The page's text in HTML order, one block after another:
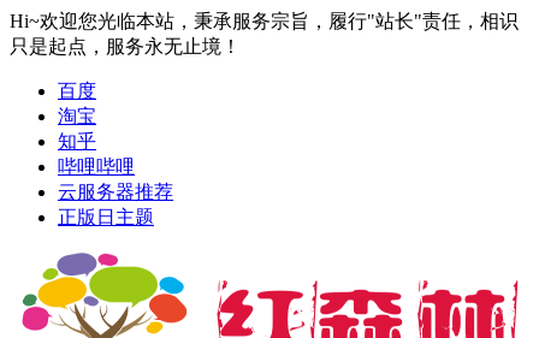
Hi~欢迎您光临本站，秉承服务宗旨，履行"站长"责任，相识
只是起点，服务永无止境！
百度
淘宝
知乎
哔哩哔哩
云服务器推荐
正版日主题